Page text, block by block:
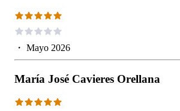
・ Mayo 2026
María José Cavieres Orellana